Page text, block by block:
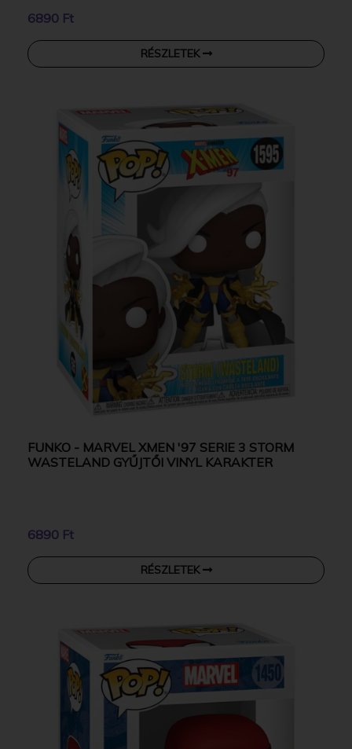
6890 Ft
RÉSZLETEK
FUNKO - MARVEL XMEN '97 SERIE 3 STORM
WASTELAND GYŰJTŐI VINYL KARAKTER
6890 Ft
RÉSZLETEK